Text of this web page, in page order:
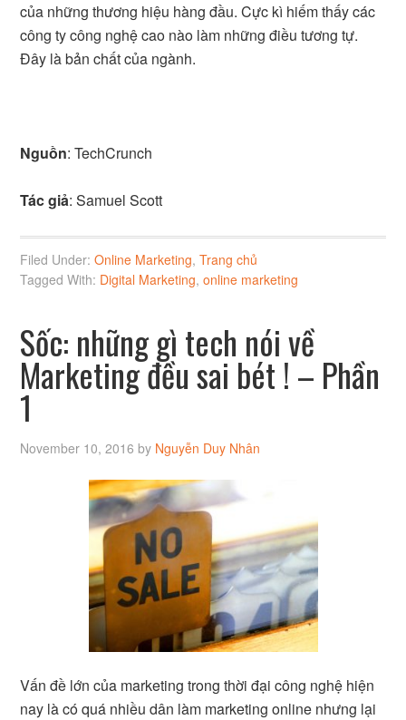
của những thương hiệu hàng đầu. Cực kì hiếm thấy các
công ty công nghệ cao nào làm những điều tương tự.
Đây là bản chất của ngành.
Nguồn: TechCrunch
Tác giả: Samuel Scott
Filed Under:Online Marketing,Trang chủ
Tagged With: Digital Marketing,online marketing
Sốc: những gì tech nói về
Marketing đều sai bét ! – Phần
1
November 10, 2016 by Nguyễn Duy Nhân
Vấn đề lớn của marketing trong thời đại công nghệ hiện
nay là có quá nhiều dân làm marketing online nhưng lại